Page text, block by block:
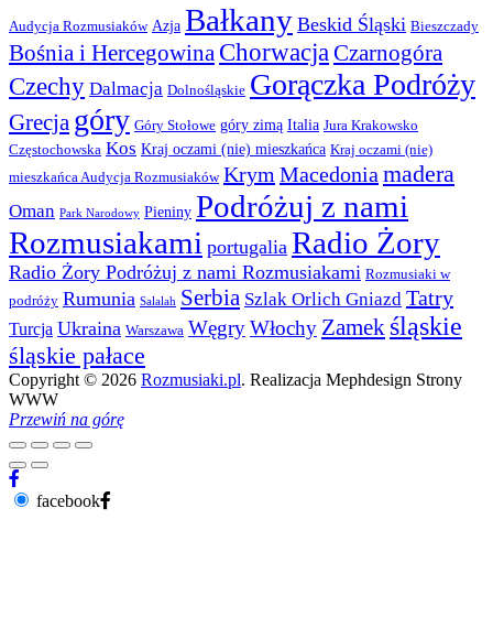
Audycja Rozmusiaków Azja Bałkany Beskid Śląski Bieszczady
Bośnia i Hercegowina Chorwacja Czarnogóra
Czechy Dalmacja Dolnośląskie Gorączka Podróży
Grecja góry Góry Stołowe góry zimą Italia Jura Krakowsko
Częstochowska Kos Kraj oczami (nie) mieszkańca Kraj oczami (nie)
mieszkańca Audycja Rozmusiaków Krym Macedonia madera
Oman Park Narodowy Pieniny Podróżuj z nami
Rozmusiakami portugalia Radio Żory
Radio Żory Podróżuj z nami Rozmusiakami Rozmusiaki w
podróży Rumunia Salalah Serbia Szlak Orlich Gniazd Tatry
Turcja Ukraina Warszawa WęgryWłochy Zamek śląskie
śląskie pałace
Copyright © 2026 Rozmusiaki.pl. Realizacja Mephdesign Strony
WWW
Przewiń na górę
facebook